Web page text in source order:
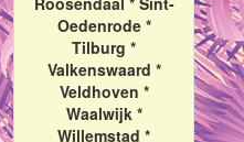
Oedenrode *
Tilburg *
Valkenswaard *
Veldhoven *
Waalwijk *
Willemstad *